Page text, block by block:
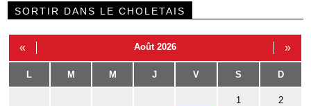
SORTIR DANS LE CHOLETAIS
« Août 2026 »
L M M J V S D
1 2